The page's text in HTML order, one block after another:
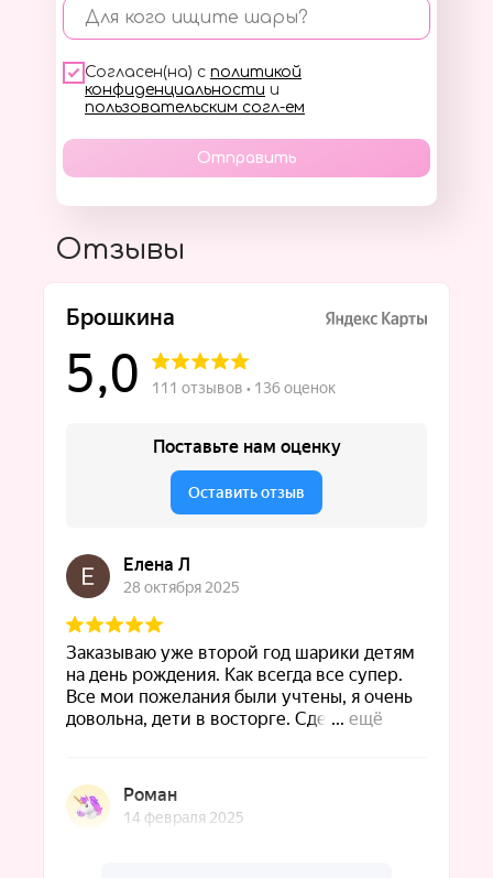
Для кого ищите шары?
Согласен(на) с политикой
конфиденциальности и
пользовательским согл-ем
Отправить
Отзывы